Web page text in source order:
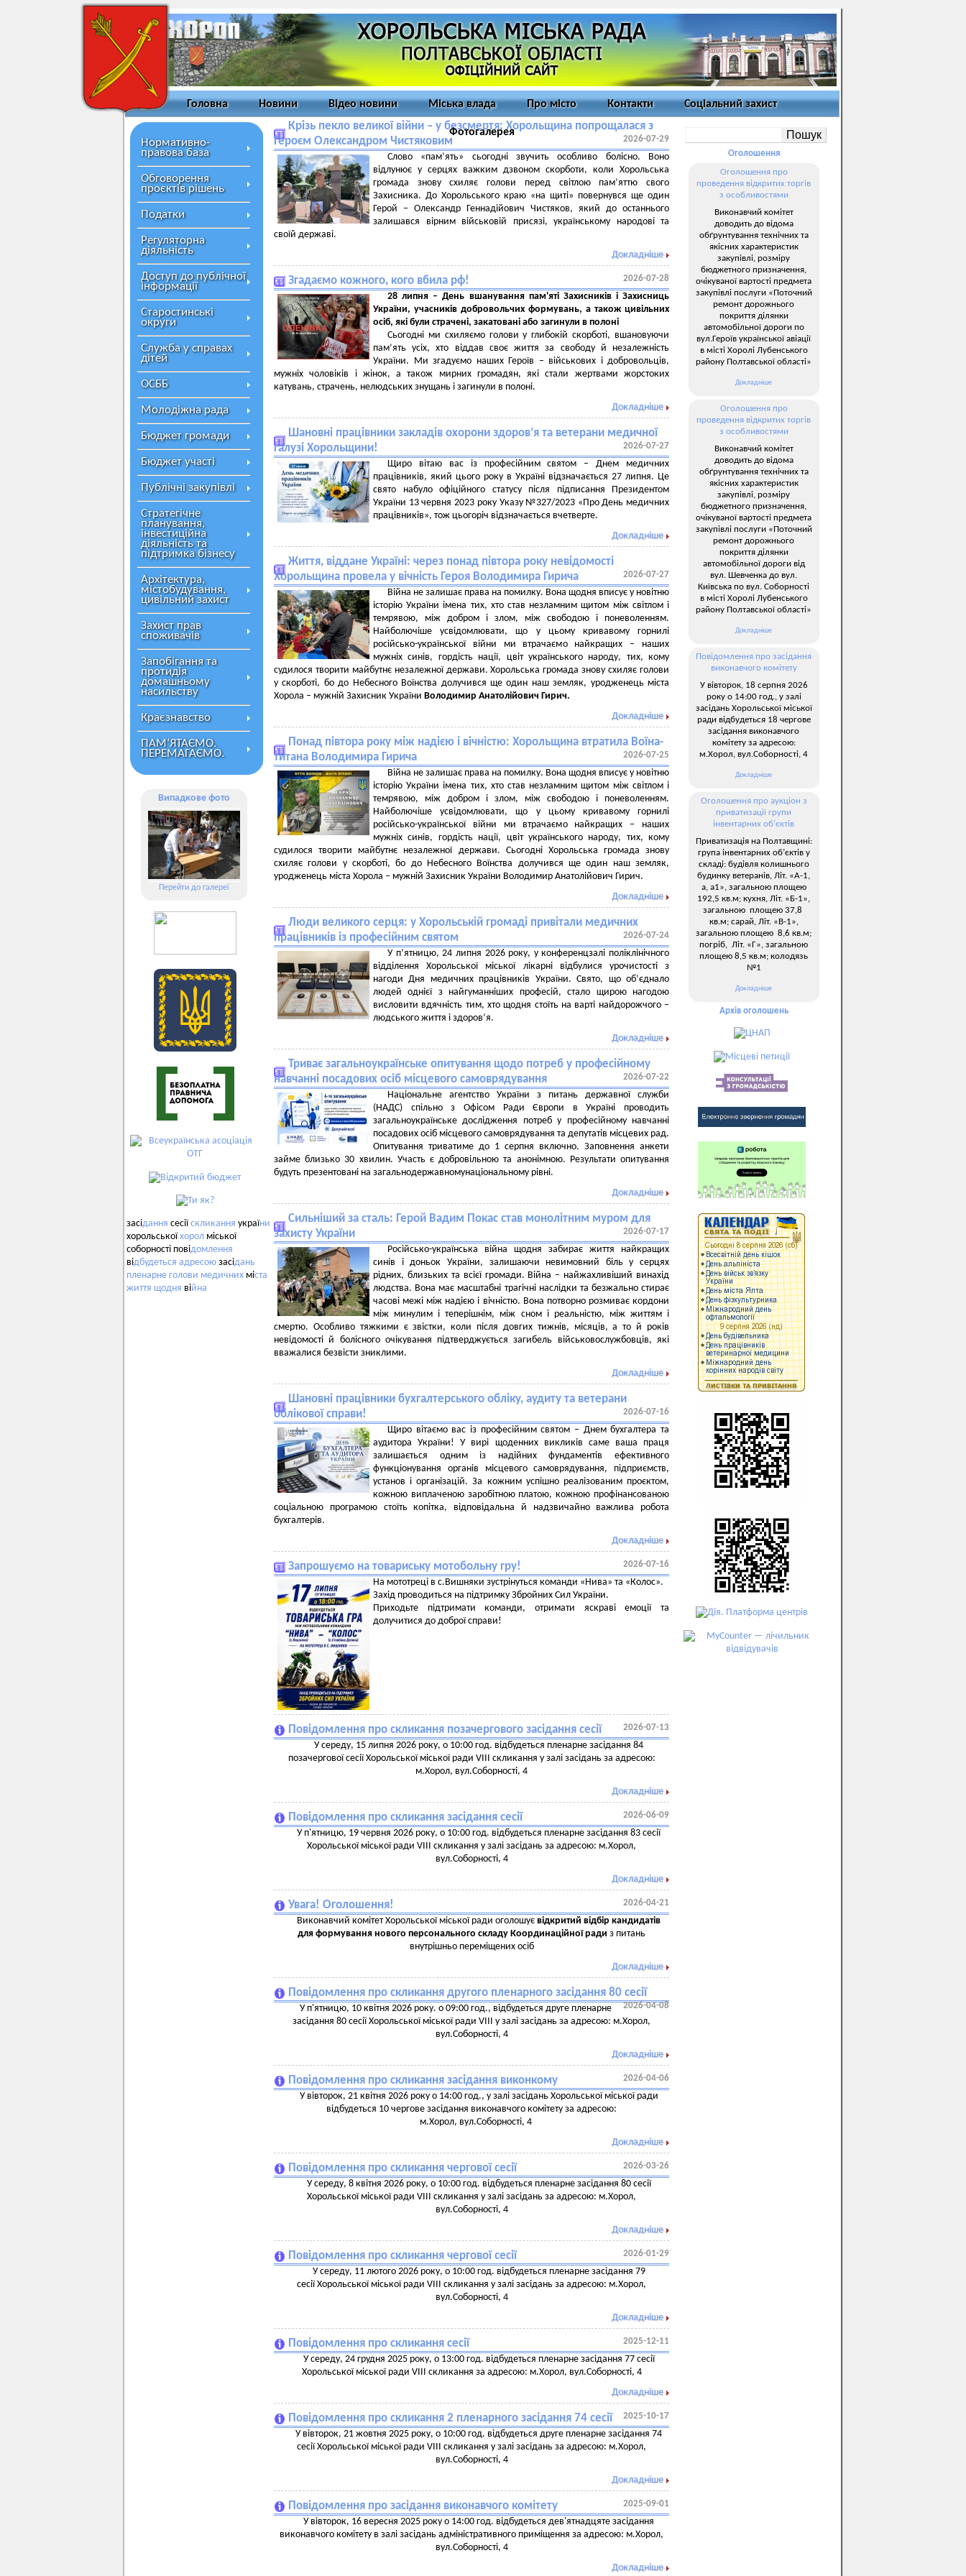
Головна Новини Відео новини Міська влада Про місто Контакти Соціальний захист
Фотогалерея
Нормативно-
правова база
Обговорення
проєктів рішень
Податки
Регуляторна
діяльність
Доступ до публічної
інформації
Старостинські
округи
Служба у справах
дітей
ОСББ
Молодіжна рада
Бюджет громади
Бюджет участі
Публічні закупівлі
Стратегічне
планування,
інвестиційна
діяльність та
підтримка бізнесу
Архітектура,
містобудування,
цивільний захист
Захист прав
споживачів
Запобігання та
протидія
домашньому
насильству
Краєзнавство
ПАМ’ЯТАЄМО.
ПЕРЕМАГАЄМО.
Випадкове фото
Перейти до галереї
засідання сесіїскликання україни
хорольськоїхорол міської
соборності повідомлення
відбудеться адресою засідань
пленарне голови медичних міста
життя щодня війна
Крізь пекло великої війни – у безсмертя: Хорольщина попрощалася з
Героєм Олександром Чистяковим
2026-07-29
Слово «пам’ять» сьогодні звучить особливо болісно. Воно
відлунює у серцях важким дзвоном скорботи, коли Хорольська
громада знову схиляє голови перед світлою пам’яттю свого
Захисника. До Хорольського краю «на щиті» повернувся ще один
Герой – Олександр Геннадійович Чистяков, який до останнього
залишався вірним військовій присязі, українському народові та
своїй державі.
Докладніше
Згадаємо кожного, кого вбила рф! 2026-07-28
28 липня – День вшанування пам'яті Захисників і Захисниць
України, учасників добровольчих формувань, а також цивільних
осіб, які були страчені, закатовані або загинули в полоні
Сьогодні ми схиляємо голови у глибокій скорботі, вшановуючи
пам’ять усіх, хто віддав своє життя за свободу й незалежність
України. Ми згадуємо наших Героїв – військових і добровольців,
мужніх чоловіків і жінок, а також мирних громадян, які стали жертвами жорстоких
катувань, страчень, нелюдських знущань і загинули в полоні.
Докладніше
Шановні працівники закладів охорони здоров’я та ветерани медичної
галузі Хорольщини!
2026-07-27
Щиро вітаю вас із професійним святом – Днем медичних
працівників, який цього року в Україні відзначається 27 липня. Це
свято набуло офіційного статусу після підписання Президентом
України 13 червня 2023 року Указу №327/2023 «Про День медичних
працівників», тож цьогоріч відзначається вчетверте.
Докладніше
Життя, віддане Україні: через понад півтора року невідомості
Хорольщина провела у вічність Героя Володимира Гирича
2026-07-27
Війна не залишає права на помилку. Вона щодня вписує у новітню
історію України імена тих, хто став незламним щитом між світлом і
темрявою, між добром і злом, між свободою і поневоленням.
Найболючіше усвідомлювати, що у цьому кривавому горнилі
російсько-української війни ми втрачаємо найкращих – наших
мужніх синів, гордість нації, цвіт українського народу, тих, кому
судилося творити майбутнє незалежної держави. Хорольська громада знову схиляє голови
у скорботі, бо до Небесного Воїнства долучився ще один наш земляк, уродженець міста
Хорола – мужній Захисник України Володимир Анатолійович Гирич.
Докладніше
Понад півтора року між надією і вічністю: Хорольщина втратила Воїна-
титана Володимира Гирича
2026-07-25
Війна не залишає права на помилку. Вона щодня вписує у новітню
історію України імена тих, хто став незламним щитом між світлом і
темрявою, між добром і злом, між свободою і поневоленням.
Найболючіше усвідомлювати, що у цьому кривавому горнилі
російсько-української війни ми втрачаємо найкращих – наших
мужніх синів, гордість нації, цвіт українського народу, тих, кому
судилося творити майбутнє незалежної держави. Сьогодні Хорольська громада знову
схиляє голови у скорботі, бо до Небесного Воїнства долучився ще один наш земляк,
уродженець міста Хорола – мужній Захисник України Володимир Анатолійович Гирич.
Докладніше
Люди великого серця: у Хорольській громаді привітали медичних
працівників із професійним святом
2026-07-24
У п’ятницю, 24 липня 2026 року, у конференцзалі поліклінічного
відділення Хорольської міської лікарні відбулися урочистості з
нагоди Дня медичних працівників України. Свято, що об’єднало
людей однієї з найгуманніших професій, стало щирою нагодою
висловити вдячність тим, хто щодня стоїть на варті найдорожчого –
людського життя і здоров’я.
Докладніше
Триває загальноукраїнське опитування щодо потреб у професійному
навчанні посадових осіб місцевого самоврядування
2026-07-22
Національне агентство України з питань державної служби
(НАДС) спільно з Офісом Ради Європи в Україні проводить
загальноукраїнське дослідження потреб у професійному навчанні
посадових осіб місцевого самоврядування та депутатів місцевих рад.
Опитування триватиме до 1 серпня включно. Заповнення анкети
займе близько 30 хвилин. Участь є добровільною та анонімною. Результати опитування
будуть презентовані на загальнодержавномунаціональному рівні.
Докладніше
Сильніший за сталь: Герой Вадим Покас став монолітним муром для
захисту України
2026-07-17
Російсько-українська війна щодня забирає життя найкращих
синів і доньок України, залишаючи невимовний біль у серцях
рідних, близьких та всієї громади. Війна – найжахливіший винахід
людства. Вона має масштабні трагічні наслідки та безжально стирає
часові межі між надією і вічністю. Вона потворно розмиває кордони
між минулим і теперішнім, між сном і реальністю, між життям і
смертю. Особливо тяжкими є звістки, коли після довгих тижнів, місяців, а то й років
невідомості й болісного очікування підтверджується загибель військовослужбовців, які
вважалися безвісти зниклими.
Докладніше
Шановні працівники бухгалтерського обліку, аудиту та ветерани
облікової справи!
2026-07-16
Щиро вітаємо вас із професійним святом – Днем бухгалтера та
аудитора України! У вирі щоденних викликів саме ваша праця
залишається одним із надійних фундаментів ефективного
функціонування органів місцевого самоврядування, підприємств,
установ і організацій. За кожним успішно реалізованим проєктом,
кожною виплаченою заробітною платою, кожною профінансованою
соціальною програмою стоїть копітка, відповідальна й надзвичайно важлива робота
бухгалтерів.
Докладніше
Запрошуємо на товариську мотобольну гру! 2026-07-16
На мототреці в с.Вишняки зустрінуться команди «Нива» та «Колос».
Захід проводиться на підтримку Збройних Сил України.
Приходьте підтримати команди, отримати яскраві емоції та
долучитися до доброї справи!
Повідомлення про скликання позачергового засідання сесії 2026-07-13
У середу, 15 липня 2026 року, о 10:00 год. відбудеться пленарне засідання 84
позачергової сесії Хорольської міської ради VIII скликання у залі засідань за адресою:
м.Хорол, вул.Соборності, 4
Докладніше
Повідомлення про скликання засідання сесії 2026-06-09
У п'ятницю, 19 червня 2026 року, о 10:00 год. відбудеться пленарне засідання 83 сесії
Хорольської міської ради VIII скликання у залі засідань за адресою: м.Хорол,
вул.Соборності, 4
Докладніше
Увага! Оголошення! 2026-04-21
Виконавчий комітет Хорольської міської ради оголошує відкритий відбір кандидатів
для формування нового персонального складу Координаційної ради з питань
внутрішньо переміщених осіб
Докладніше
Повідомлення про скликання другого пленарного засідання 80 сесії
2026-04-08
У п'ятницю, 10 квітня 2026 року. о 09:00 год., відбудеться друге пленарне
засідання 80 сесії Хорольської міської ради VIII у залі засідань за адресою: м.Хорол,
вул.Соборності, 4
Докладніше
Повідомлення про скликання засідання виконкому 2026-04-06
У вівторок, 21 квітня 2026 року о 14:00 год., у залі засідань Хорольської міської ради
відбудеться 10 чергове засідання виконавчого комітету за адресою:
м.Хорол, вул.Соборності, 4
Докладніше
Повідомлення про скликання чергової сесії 2026-03-26
У середу, 8 квітня 2026 року, о 10:00 год. відбудеться пленарне засідання 80 сесії
Хорольської міської ради VIII скликання у залі засідань за адресою: м.Хорол,
вул.Соборності, 4
Докладніше
Повідомлення про скликання чергової сесії 2026-01-29
У середу, 11 лютого 2026 року, о 10:00 год. відбудеться пленарне засідання 79
сесії Хорольської міської ради VIII скликання у залі засідань за адресою: м.Хорол,
вул.Соборності, 4
Докладніше
Повідомлення про скликання сесії 2025-12-11
У середу, 24 грудня 2025 року, о 13:00 год. відбудеться пленарне засідання 77 сесії
Хорольської міської ради VIII скликання за адресою: м.Хорол, вул.Соборності, 4
Докладніше
Повідомлення про скликання 2 пленарного засідання 74 сесії 2025-10-17
У вівторок, 21 жовтня 2025 року, о 10:00 год. відбудеться друге пленарне засідання 74
сесії Хорольської міської ради VIII скликання у залі засідань за адресою: м.Хорол,
вул.Соборності, 4
Докладніше
Повідомлення про засідання виконавчого комітету 2025-09-01
У вівторок, 16 вересня 2025 року о 14:00 год. відбудеться дев'ятнадцяте засідання
виконавчого комітету в залі засідань адміністративного приміщення за адресою: м.Хорол,
вул.Соборності, 4
Докладніше
Оголошення
Оголошення про
проведення відкритих торгів
з особливостями
Виконавчий комітет
доводить до відома
обґрунтування технічних та
якісних характеристик
закупівлі, розміру
бюджетного призначення,
очікуваної вартості предмета
закупівлі послуги «Поточний
ремонт дорожнього
покриття ділянки
автомобільної дороги по
вул.Героїв української авіації
в місті Хоролі Лубенського
району Полтавської області»
Докладніше
Оголошення про
проведення відкритих торгів
з особливостями
Виконавчий комітет
доводить до відома
обґрунтування технічних та
якісних характеристик
закупівлі, розміру
бюджетного призначення,
очікуваної вартості предмета
закупівлі послуги «Поточний
ремонт дорожнього
покриття ділянки
автомобільної дороги від
вул. Шевченка до вул.
Київська по вул. Соборності
в місті Хоролі Лубенського
району Полтавської області»
Докладніше
Повідомлення про засідання
виконавчого комітету
У вівторок, 18 серпня 2026
року о 14:00 год., у залі
засідань Хорольської міської
ради відбудеться 18 чергове
засідання виконавчого
комітету за адресою:
м.Хорол, вул.Соборності, 4
Докладніше
Оголошення про аукціон з
приватизації групи
інвентарних об’єктів
Приватизація на Полтавщині:
група інвентарних об’єктів у
складі: будівля колишнього
будинку ветеранів, Літ. «А-1,
а, а1», загальною площею
192,5 кв.м; кухня, Літ. «Б-1»,
загальною площею 37,8
кв.м; сарай, Літ. «В-1»,
загальною площею 8,6 кв.м;
погріб, Літ. «Г», загальною
площею 8,5 кв.м; колодязь
№1
Докладніше
Архів оголошень